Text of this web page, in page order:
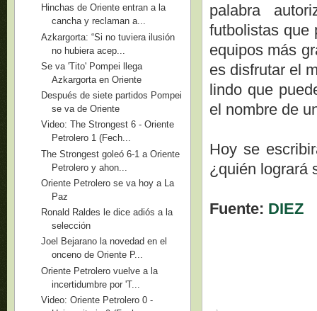
palabra
futbolistas que
equipos más
es disfrutar el
lindo que
el nombre de
Hoy se
¿quién logrará
Fuente: DIEZ
Hinchas de Oriente entran a la
cancha y reclaman a...
Azkargorta: “Si no tuviera ilusión
no hubiera acep...
Se va 'Tito' Pompei llega
Azkargorta en Oriente
Después de siete partidos Pompei
se va de Oriente
Video: The Strongest 6 - Oriente
Petrolero 1 (Fech...
The Strongest goleó 6-1 a Oriente
Petrolero y ahon...
Oriente Petrolero se va hoy a La
Paz
Ronald Raldes le dice adiós a la
selección
Joel Bejarano la novedad en el
onceno de Oriente P...
Oriente Petrolero vuelve a la
incertidumbre por 'T...
Video: Oriente Petrolero 0 -